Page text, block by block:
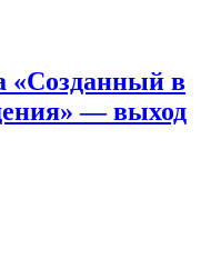
«Созданный в
— выход